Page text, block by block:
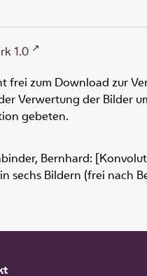
1.0
frei zum Download zur
Verwertung der Bilder
gebeten.
Bernhard:
sechs Bildern (frei nach